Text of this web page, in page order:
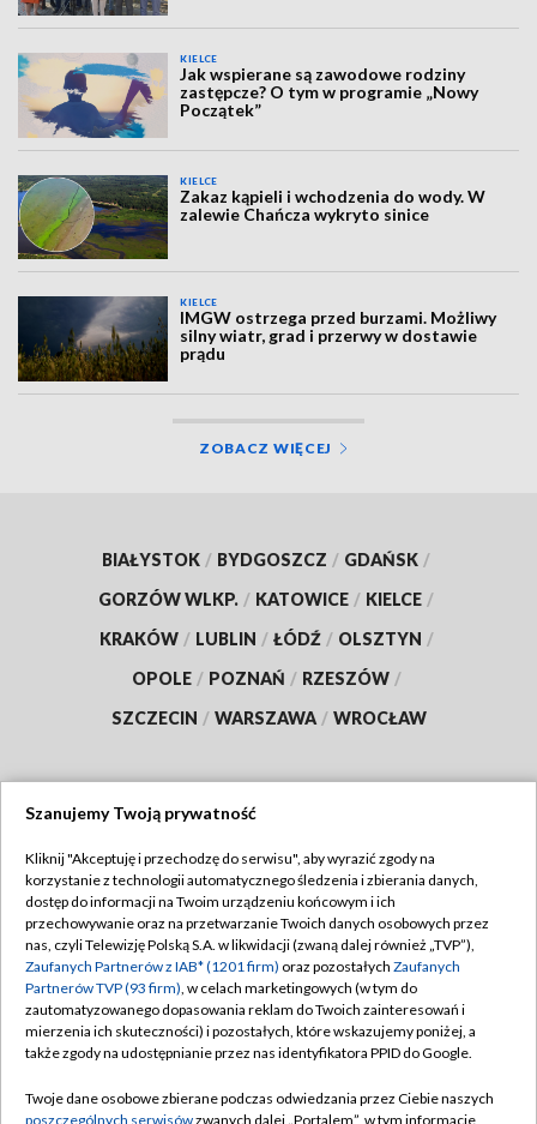
KIELCE
Jak wspierane są zawodowe rodziny
zastępcze? O tym w programie „Nowy
Początek”
KIELCE
Zakaz kąpieli i wchodzenia do wody. W
zalewie Chańcza wykryto sinice
KIELCE
IMGW ostrzega przed burzami. Możliwy
silny wiatr, grad i przerwy w dostawie
prądu
ZOBACZ WIĘCEJ
BIAŁYSTOK / BYDGOSZCZ / GDAŃSK /
GORZÓW WLKP. / KATOWICE / KIELCE /
KRAKÓW / LUBLIN / ŁÓDŹ / OLSZTYN /
OPOLE / POZNAŃ / RZESZÓW /
SZCZECIN / WARSZAWA / WROCŁAW
TVP
Abonament TVP
Emisja w TVP
Centrum informacji TVP
Naziemna Telewizja Cyfrowa
Rada Programowa
Regulamin TVP
Polityka prywatności
Moje zgody
Pomoc
Szanujemy Twoją prywatność
Kliknij "Akceptuję i przechodzę do serwisu", aby wyrazić zgody na
korzystanie z technologii automatycznego śledzenia i zbierania danych,
dostęp do informacji na Twoim urządzeniu końcowym i ich
przechowywanie oraz na przetwarzanie Twoich danych osobowych przez
nas, czyli Telewizję Polską S.A. w likwidacji (zwaną dalej również „TVP”),
Zaufanych Partnerów z IAB* (1201 firm) oraz pozostałych Zaufanych
Partnerów TVP (93 firm), w celach marketingowych (w tym do
zautomatyzowanego dopasowania reklam do Twoich zainteresowań i
mierzenia ich skuteczności) i pozostałych, które wskazujemy poniżej, a
także zgody na udostępnianie przez nas identyfikatora PPID do Google.
Twoje dane osobowe zbierane podczas odwiedzania przez Ciebie naszych
poszczególnych serwisówzwanych dalej „Portalem”, w tym informacje